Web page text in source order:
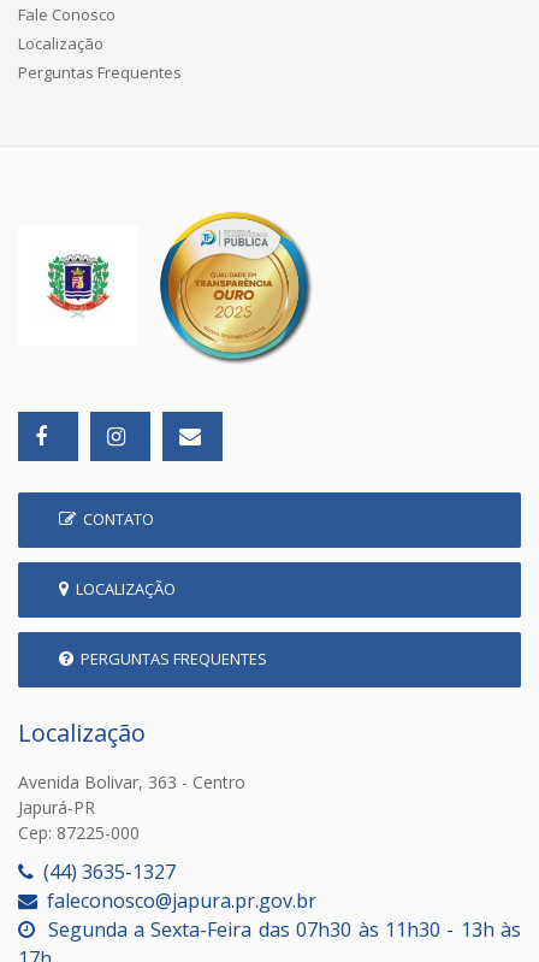
Fale Conosco
Localização
Perguntas Frequentes
CONTATO
LOCALIZAÇÃO
PERGUNTAS FREQUENTES
Localização
Avenida Bolivar, 363 - Centro
Japurá-PR
Cep: 87225-000
(44) 3635-1327
faleconosco@japura.pr.gov.br
Segunda a Sexta-Feira das 07h30 às 11h30 - 13h às